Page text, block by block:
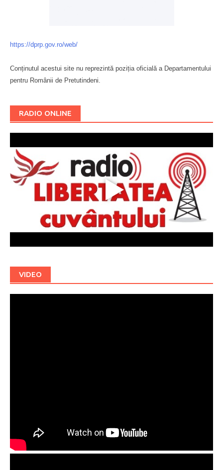
https://dprp.gov.ro/web/
Conținutul acestui site nu reprezintă poziția oficială a Departamentului
pentru Românii de Pretutindeni.
RADIO ONLINE
VIDEO